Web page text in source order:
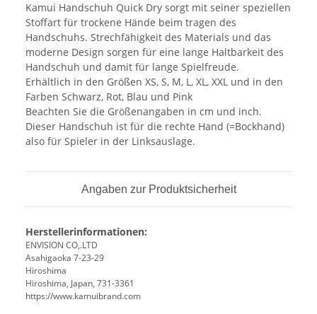
Kamui Handschuh Quick Dry sorgt mit seiner speziellen
Stoffart für trockene Hände beim tragen des
Handschuhs. Strechfähigkeit des Materials und das
moderne Design sorgen für eine lange Haltbarkeit des
Handschuh und damit für lange Spielfreude.
Erhältlich in den Größen XS, S, M, L, XL, XXL und in den
Farben Schwarz, Rot, Blau und Pink
Beachten Sie die Größenangaben in cm und inch.
Dieser Handschuh ist für die rechte Hand (=Bockhand)
also für Spieler in der Linksauslage.
Angaben zur Produktsicherheit
Herstellerinformationen:
ENVISION CO,.LTD
Asahigaoka 7-23-29
Hiroshima
Hiroshima, Japan, 731-3361
https://www.kamuibrand.com